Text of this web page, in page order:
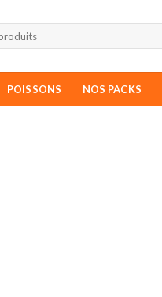
POISSONS NOS PACKS